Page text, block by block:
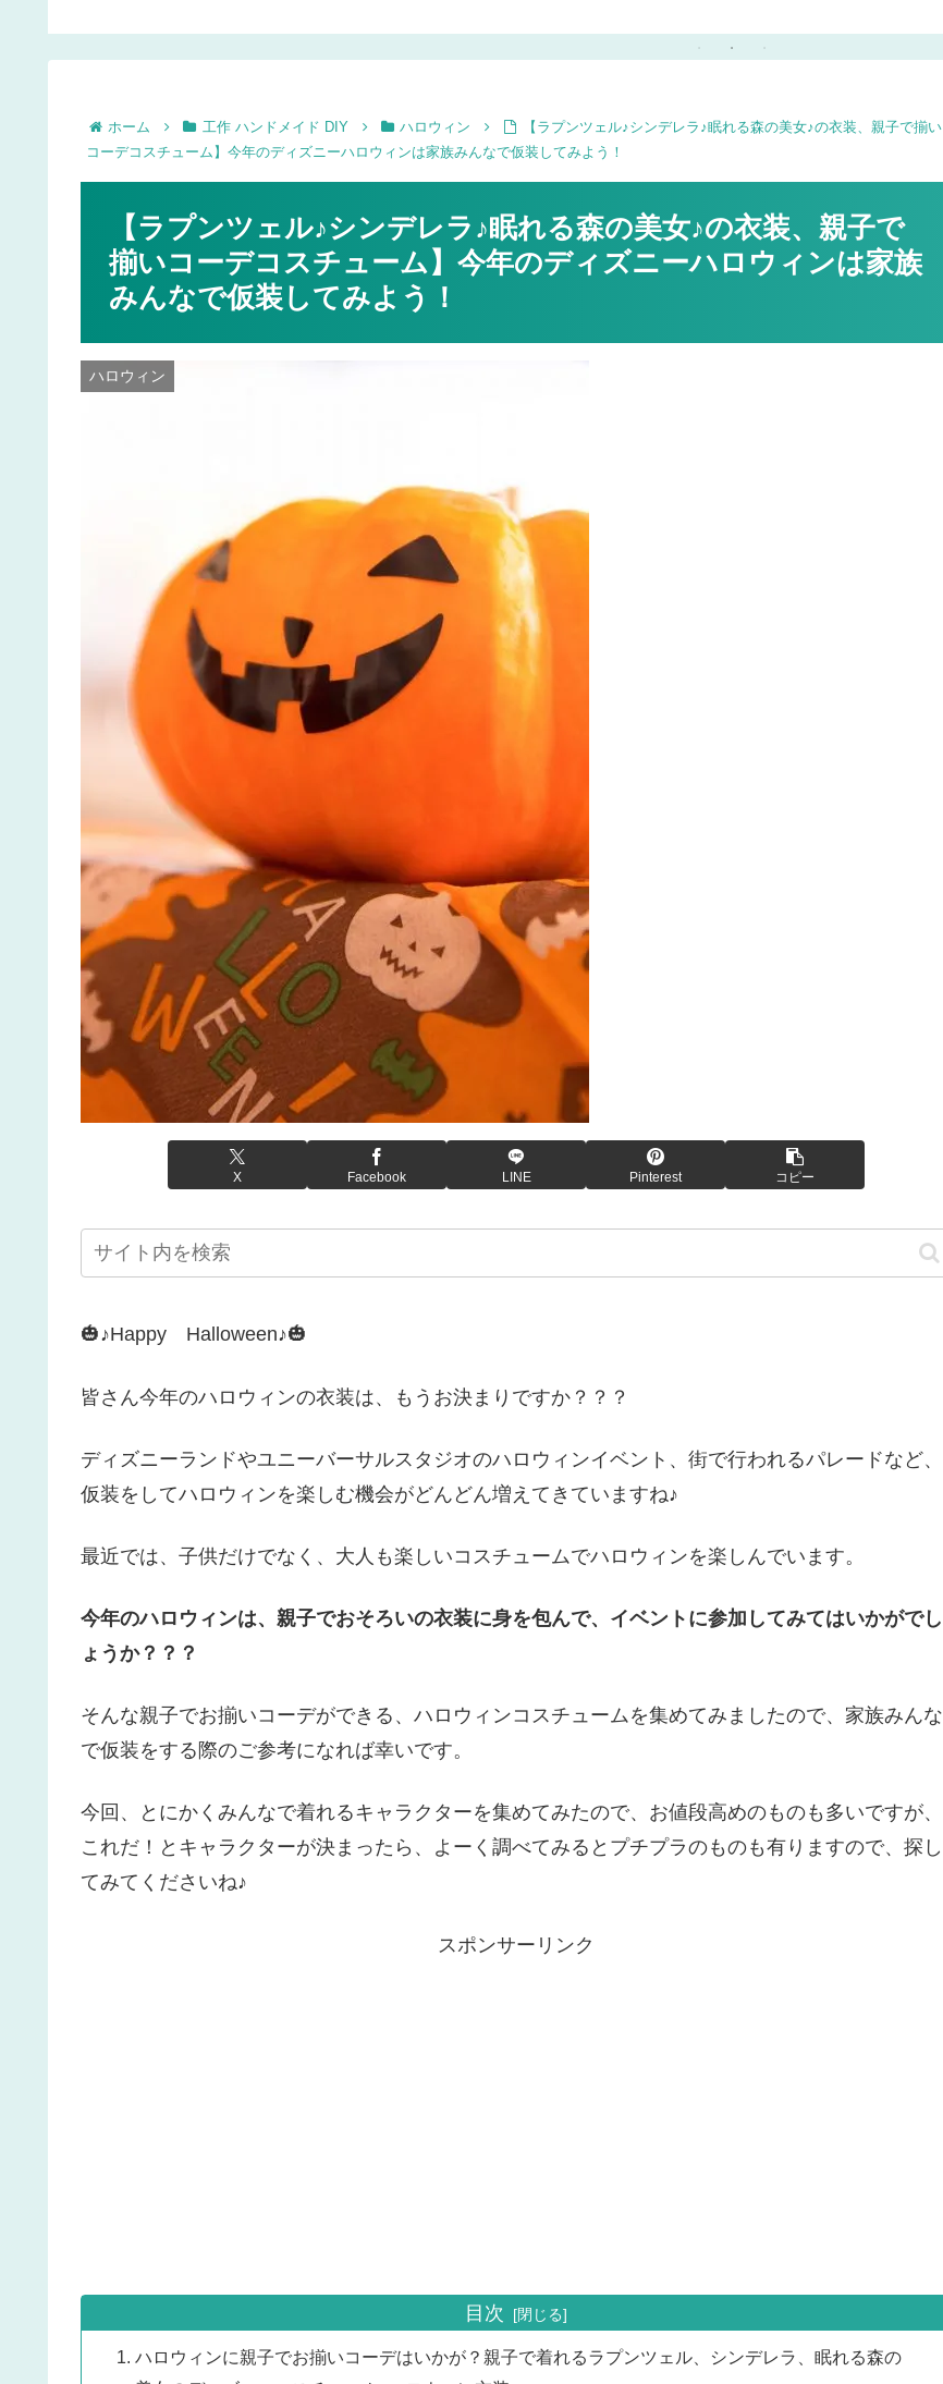
多肉にも♪
ホーム 工作 ハンドメイド DIY ハロウィン
【ラプンツェル♪シンデレラ♪眠れる森の美女♪の衣装、親子で揃い
コーデコスチューム】今年のディズニーハロウィンは家族みんなで仮装してみよう！
【ラプンツェル♪シンデレラ♪眠れる森の美女♪の衣装、親子で
揃いコーデコスチューム】今年のディズニーハロウィンは家族
みんなで仮装してみよう！
ハロウィン
X Facebook LINE Pinterest コピー
🎃♪Happy Halloween♪🎃
皆さん今年のハロウィンの衣装は、もうお決まりですか？？？
ディズニーランドやユニーバーサルスタジオのハロウィンイベント、街で行われるパレードなど、
仮装をしてハロウィンを楽しむ機会がどんどん増えてきていますね♪
最近では、子供だけでなく、大人も楽しいコスチュームでハロウィンを楽しんでいます。
今年のハロウィンは、親子でおそろいの衣装に身を包んで、イベントに参加してみてはいかがでし
ょうか？？？
そんな親子でお揃いコーデができる、ハロウィンコスチュームを集めてみましたので、家族みんな
で仮装をする際のご参考になれば幸いです。
今回、とにかくみんなで着れるキャラクターを集めてみたので、お値段高めのものも多いですが、
これだ！とキャラクターが決まったら、よーく調べてみるとプチプラのものも有りますので、探し
てみてくださいね♪
スポンサーリンク
目次
ハロウィンに親子でお揃いコーデはいかが？親子で着れるラプンツェル、シンデレラ、眠れる森の